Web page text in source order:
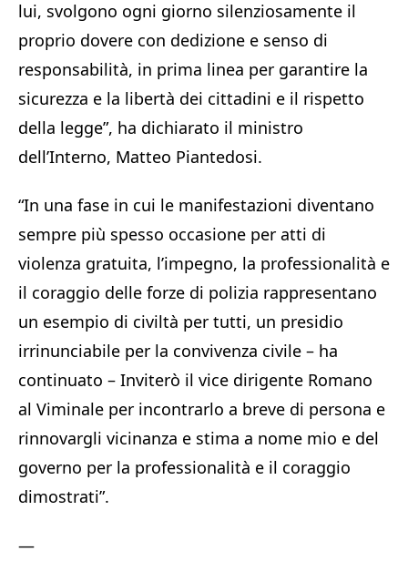
lui, svolgono ogni giorno silenziosamente il
proprio dovere con dedizione e senso di
responsabilità, in prima linea per garantire la
sicurezza e la libertà dei cittadini e il rispetto
della legge”, ha dichiarato il ministro
dell’Interno, Matteo Piantedosi.
“In una fase in cui le manifestazioni diventano
sempre più spesso occasione per atti di
violenza gratuita, l’impegno, la professionalità e
il coraggio delle forze di polizia rappresentano
un esempio di civiltà per tutti, un presidio
irrinunciabile per la convivenza civile – ha
continuato – Inviterò il vice dirigente Romano
al Viminale per incontrarlo a breve di persona e
rinnovargli vicinanza e stima a nome mio e del
governo per la professionalità e il coraggio
dimostrati”.
—